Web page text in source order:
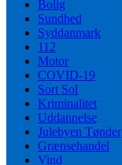
Bolig
Sundhed
Syddanmark
112
Motor
COVID-19
Sort Sol
Kriminalitet
Uddannelse
Julebyen Tønder
Grænsehandel
Vind